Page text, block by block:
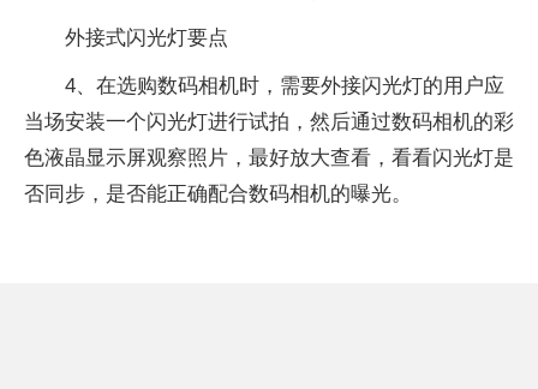
外接式闪光灯要点
4、在选购数码相机时，需要外接闪光灯的用户应
当场安装一个闪光灯进行试拍，然后通过数码相机的彩
色液晶显示屏观察照片，最好放大查看，看看闪光灯是
否同步，是否能正确配合数码相机的曝光。